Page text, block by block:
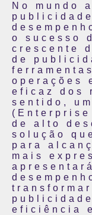
No mundo
o sucesso
crescente
de
operações
eficaz dos
sentido,
de alto
solução
para
mais
eficiência